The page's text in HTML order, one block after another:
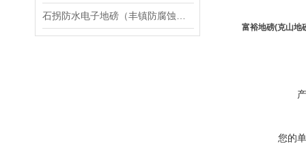
富裕地磅(克山地
您的